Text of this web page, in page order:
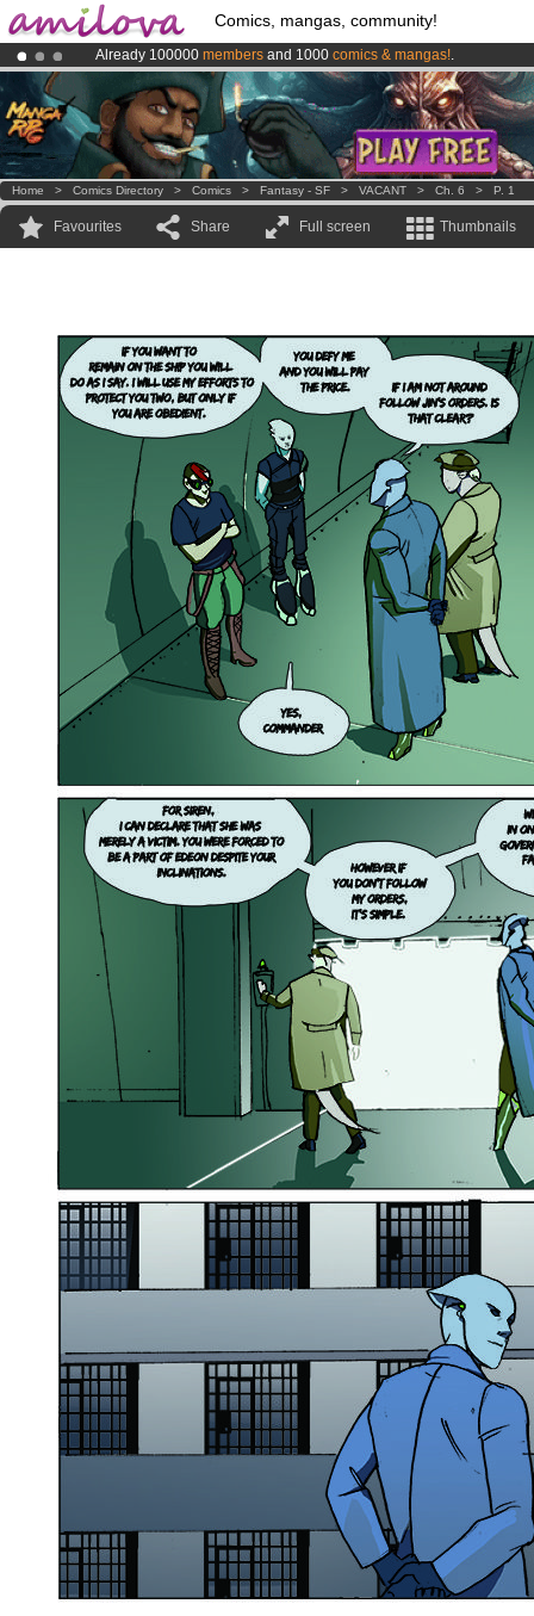
Comics, mangas, community!
Already 100000 members and 1000 comics & mangas!.
AmilovaKickstarter is now LIVE!.
Premium membership from3.95 euros per month !Get membership
Home > Comics Directory > Comics > Fantasy - SF > VACANT > Ch. 6 > P. 1
Favourites Share Full screen Thumbnails